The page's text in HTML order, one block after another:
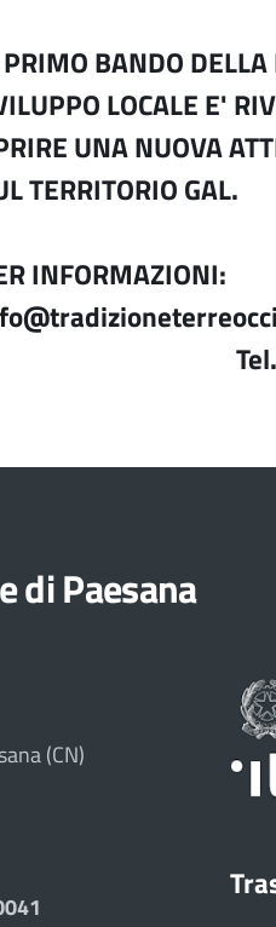
BANDO
LOCALE E'
UNA NUOVA
TERRITORIO GAL.
INFORMAZIONI:
0171/
di Paesana
(CN)